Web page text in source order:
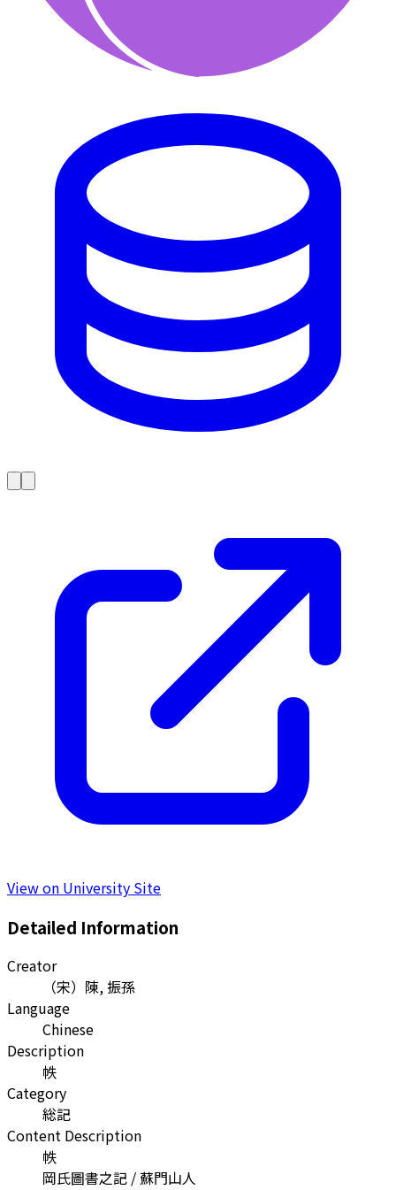
View on University Site
Detailed Information
Creator
（宋）陳, 振孫
Language
Chinese
Description
帙
Category
総記
Content Description
帙
岡氏圖書之記 / 蘇門山人